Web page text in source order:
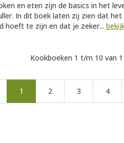
en eten zijn de basics in het
In dit boek laten zij zien dat
hoeft te zijn en dat je zeker...
Kookboeken 1 t/m 10 van
1 2 3 4